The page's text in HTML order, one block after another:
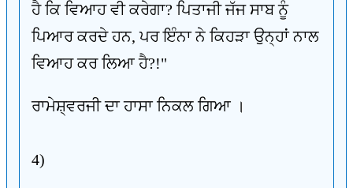
ਹੈ ਕਿ ਵਿਆਹ ਵੀ ਕਰੇਗਾ? ਪਿਤਾਜੀ ਜੱਜ ਸਾਬ ਨੂੰ
ਪਿਆਰ ਕਰਦੇ ਹਨ, ਪਰ ਇੰਨਾ ਨੇ ਕਿਹੜਾ ਉਨ੍ਹਾਂ ਨਾਲ
ਵਿਆਹ ਕਰ ਲਿਆ ਹੈ?!"
ਰਾਮੇਸ਼੍ਵਰਜੀ ਦਾ ਹਾਸਾ ਨਿਕਲ ਗਿਆ ।
4)